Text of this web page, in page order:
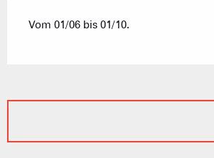
Vom 01/06 bis 01/10.